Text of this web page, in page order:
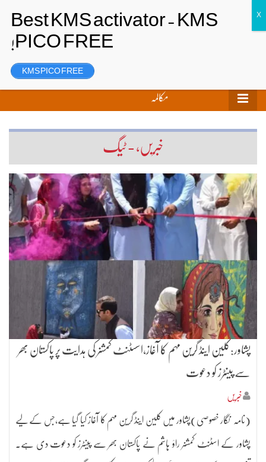
رجسٹر
مکالمہ
خبریں، - ٹیگ
پشاور:کلین اینڈ گرین مہم کا آغاز،اسسٹنٹ کمشنر کی ہدایت پر پاکستان بھر
سے پینٹرز کو دعوت
خبریں
(نامہ نگار خصوصی)پشاور میں کلین اینڈ گرین مہم کا آغاز کیا گیا ہے،جس کے لیے
پشاور کے اسٹنٹ کمشنر راؤ ہاشم نے پاکستان بھر سے پینٹرز کو دعوت دی ہے۔
KMS PICO FREE